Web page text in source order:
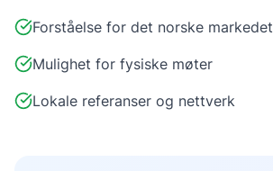
Forståelse for det norske markedet
Mulighet for fysiske møter
Lokale referanser og nettverk